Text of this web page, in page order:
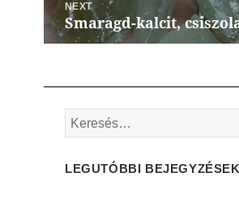
NEXT
Next
post:
Smaragd-kalcit,
Keresés:
LEGUTÓBBI BEJEGYZÉSEK